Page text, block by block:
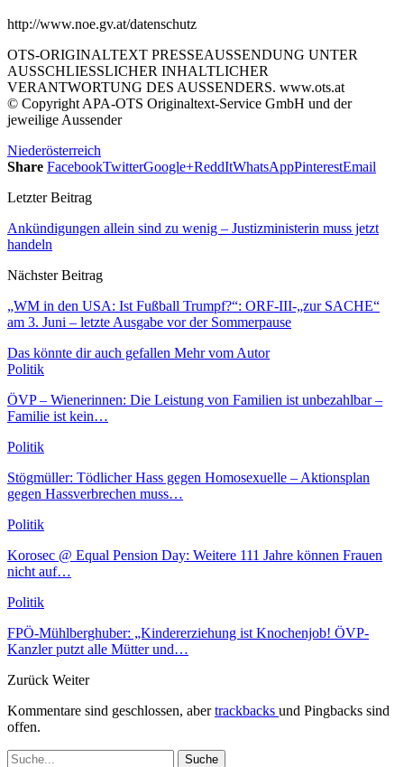
http://www.noe.gv.at/datenschutz
OTS-ORIGINALTEXT PRESSEAUSSENDUNG UNTER
AUSSCHLIESSLICHER INHALTLICHER
VERANTWORTUNG DES AUSSENDERS. www.ots.at
© Copyright APA-OTS Originaltext-Service GmbH und der
jeweilige Aussender
Niederösterreich
Share FacebookTwitterGoogle+ReddItWhatsAppPinterestEmail
Letzter Beitrag
Ankündigungen allein sind zu wenig – Justizministerin muss jetzt
handeln
Nächster Beitrag
„WM in den USA: Ist Fußball Trumpf?“: ORF-III-„zur SACHE“
am 3. Juni – letzte Ausgabe vor der Sommerpause
Das könnte dir auch gefallen Mehr vom Autor
Politik
ÖVP – Wienerinnen: Die Leistung von Familien ist unbezahlbar –
Familie ist kein…
Politik
Stögmüller: Tödlicher Hass gegen Homosexuelle – Aktionsplan
gegen Hassverbrechen muss…
Politik
Korosec @ Equal Pension Day: Weitere 111 Jahre können Frauen
nicht auf…
Politik
FPÖ-Mühlberghuber: „Kindererziehung ist Knochenjob! ÖVP-
Kanzler putzt alle Mütter und…
Zurück Weiter
Kommentare sind geschlossen, abertrackbacks und Pingbacks sind
offen.